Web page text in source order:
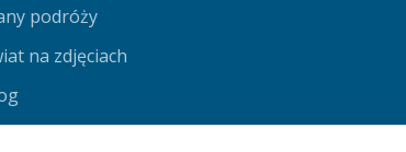
podróży
na zdjęciach